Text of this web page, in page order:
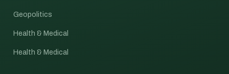
Geopolitics
Health & Medical
Health & Medical